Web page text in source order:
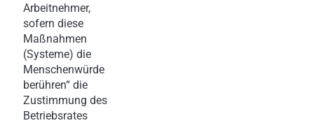
Arbeitnehmer,
sofern diese
Maßnahmen
(Systeme) die
Menschenwürde
berühren“ die
Zustimmung des
Betriebsrates